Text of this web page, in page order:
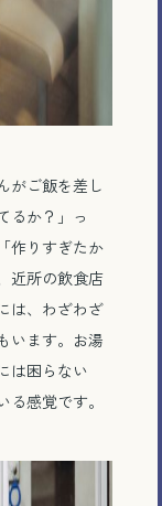
がご飯を差し
るか？」っ
作りすぎたか
近所の飲食店
は、わざわざ
います。お湯
は困らない
る感覚です。